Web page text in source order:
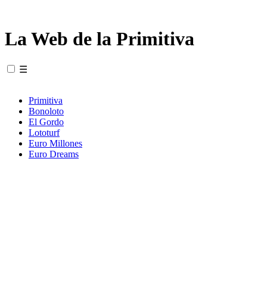
La Web de la Primitiva
☰
Primitiva
Bonoloto
El Gordo
Lototurf
Euro Millones
Euro Dreams